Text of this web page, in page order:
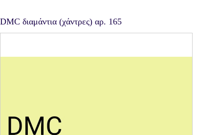
DMC διαμάντια (χάντρες) αρ. 165